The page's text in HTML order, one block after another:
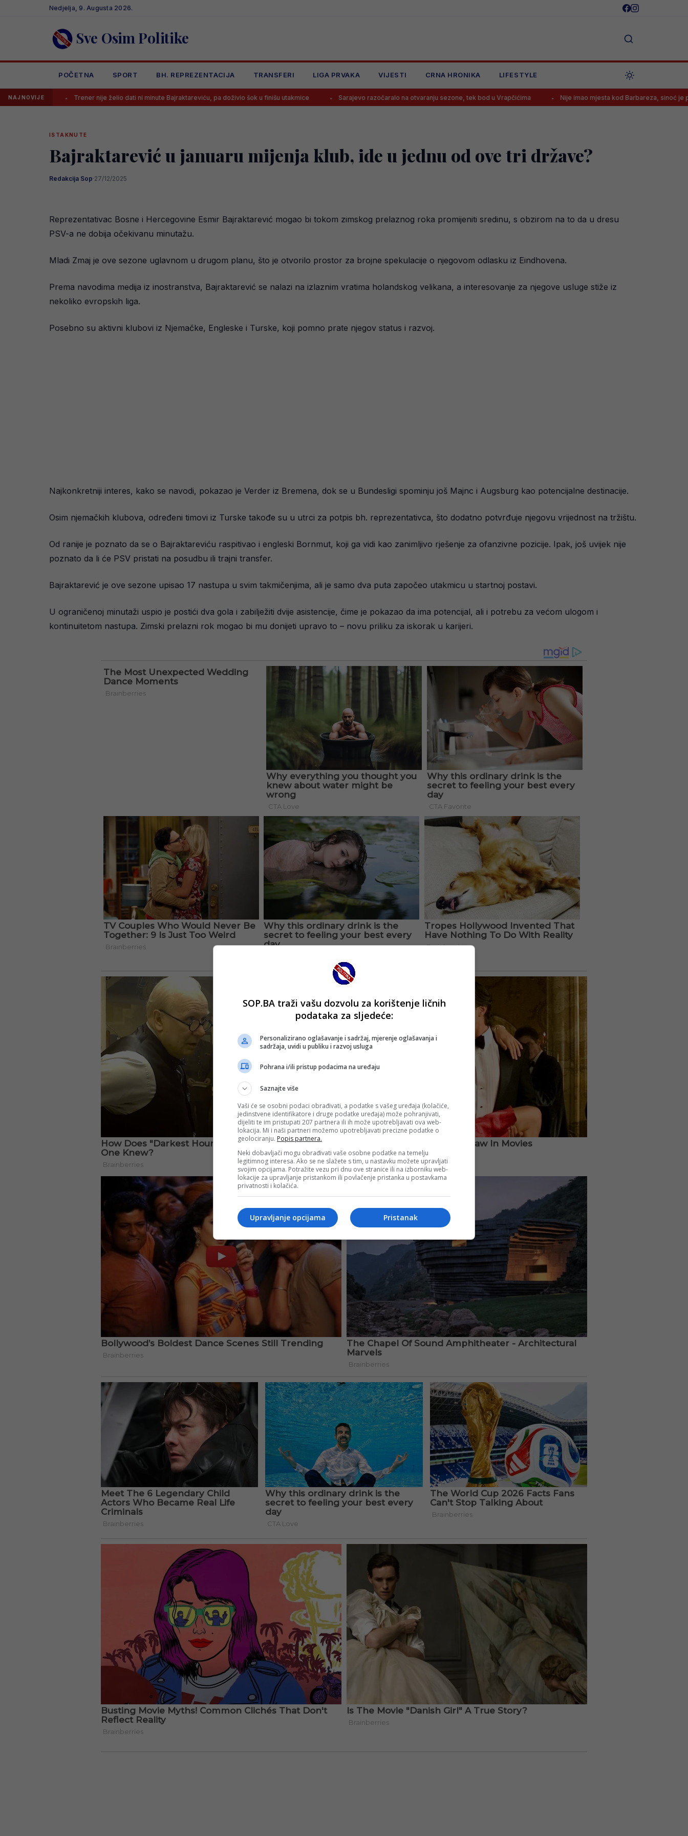
Nedjelja, 9. Augusta 2026.
Sve Osim Politike
POČETNA SPORT BH. REPREZENTACIJA TRANSFERI LIGA PRVAKA VIJESTI CRNA HRONIKA LIFESTYLE
NAJNOVIJE
Trener nije želio dati ni minute Bajraktareviću, pa doživio šok u finišu utakmice Sarajevo razočaralo na otvaranju sezone, tek bod u Vrapčićima Nije imao mjesta kod Barbareza, sinoć je postigao hat-
ISTAKNUTE
Bajraktarević u januaru mijenja klub, ide u jednu od ove tri države?
Redakcija Sop·27/12/2025
Reprezentativac Bosne i Hercegovine Esmir Bajraktarević mogao bi tokom zimskog prelaznog roka promijeniti sredinu, s obzirom na to da u dresu
PSV-a ne dobija očekivanu minutažu.
Mladi Zmaj je ove sezone uglavnom u drugom planu, što je otvorilo prostor za brojne spekulacije o njegovom odlasku iz Eindhovena.
Prema navodima medija iz inostranstva, Bajraktarević se nalazi na izlaznim vratima holandskog velikana, a interesovanje za njegove usluge stiže iz
nekoliko evropskih liga.
Posebno su aktivni klubovi iz Njemačke, Engleske i Turske, koji pomno prate njegov status i razvoj.
Najkonkretniji interes, kako se navodi, pokazao je Verder iz Bremena, dok se u Bundesligi spominju još Majnc i Augsburg kao potencijalne destinacije.
Osim njemačkih klubova, određeni timovi iz Turske takođe su u utrci za potpis bh. reprezentativca, što dodatno potvrđuje njegovu vrijednost na tržištu.
Od ranije je poznato da se o Bajraktareviću raspitivao i engleski Bornmut, koji ga vidi kao zanimljivo rješenje za ofanzivne pozicije. Ipak, još uvijek nije
poznato da li će PSV pristati na posudbu ili trajni transfer.
Bajraktarević je ove sezone upisao 17 nastupa u svim takmičenjima, ali je samo dva puta započeo utakmicu u startnoj postavi.
U ograničenoj minutaži uspio je postići dva gola i zabilježiti dvije asistencije, čime je pokazao da ima potencijal, ali i potrebu za većom ulogom i
kontinuitetom nastupa. Zimski prelazni rok mogao bi mu donijeti upravo to – novu priliku za iskorak u karijeri.
SOP.BA traži vašu dozvolu za korištenje ličnih
podataka za sljedeće:
Personalizirano oglašavanje i sadržaj, mjerenje oglašavanja i
sadržaja, uvidi u publiku i razvoj usluga
Pohrana i/ili pristup podacima na uređaju
Saznajte više
Vaši će se osobni podaci obrađivati, a podatke s vašeg uređaja (kolačiće,
jedinstvene identifikatore i druge podatke uređaja) može pohranjivati,
dijeliti te im pristupati 207 partnera ili ih može upotrebljavati ova web-
lokacija. Mi i naši partneri možemo upotrebljavati precizne podatke o
geolociranju. Popis partnera.
Neki dobavljači mogu obrađivati vaše osobne podatke na temelju
legitimnog interesa. Ako se ne slažete s tim, u nastavku možete upravljati
svojim opcijama. Potražite vezu pri dnu ove stranice ili na izborniku web-
lokacije za upravljanje pristankom ili povlačenje pristanka u postavkama
privatnosti i kolačića.
Pristanak
Upravljanje opcijama